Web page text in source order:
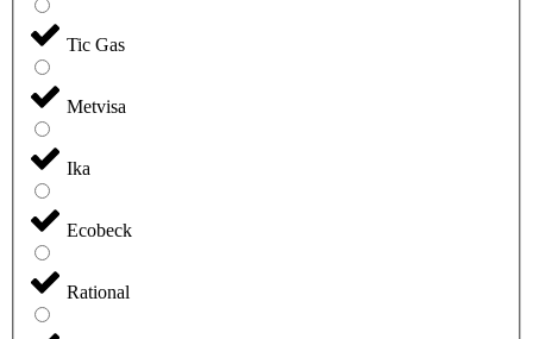
Tic Gas
Metvisa
Ika
Ecobeck
Rational